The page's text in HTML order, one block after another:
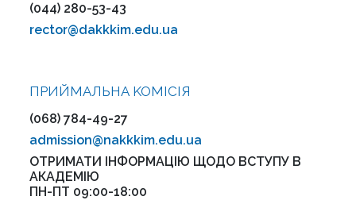
(044) 280-53-43
rector@dakkkim.edu.ua
ПРИЙМАЛЬНА KOMІСІЯ
(068) 784-49-27
admission@nakkkim.edu.ua
ОТРИМАТИ ІНФОРМАЦІЮ ЩОДО ВСТУПУ В
АКАДЕМІЮ
ПН-ПТ 09:00-18:00